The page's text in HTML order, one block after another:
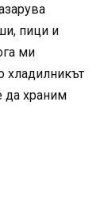
пици и
ми
хладилникът
да храним